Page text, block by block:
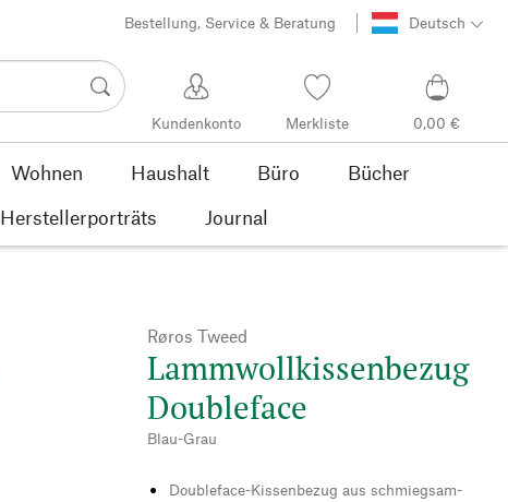
Bestellung, Service & Beratung Deutsch
Kundenkonto Merkliste 0,00 €
Wohnen Haushalt Büro
Bücher
Herstellerporträts Journal
Røros Tweed
Lammwollkissenbezug
Doubleface
Blau-Grau
Doubleface-Kissenbezug aus schmiegsam-